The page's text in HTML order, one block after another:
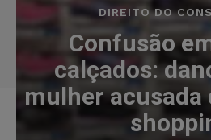
DIREITO DO
Confusão
calçados:
mulher